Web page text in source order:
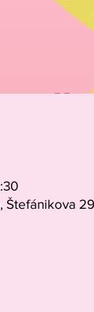
Štefánikova